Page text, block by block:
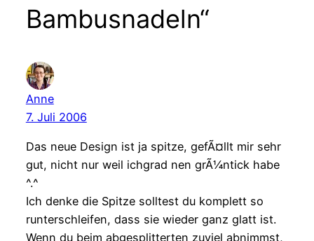
Bambusnadeln“
Anne
7. Juli 2006
Das neue Design ist ja spitze, gefÃ¤llt mir sehr
gut, nicht nur weil ichgrad nen grÃ¼ntick habe
^.^
Ich denke die Spitze solltest du komplett so
runterschleifen, dass sie wieder ganz glatt ist.
Wenn du beim abgesplitterten zuviel abnimmst,